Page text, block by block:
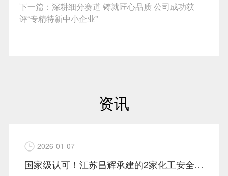
下一篇： 深耕细分赛道 铸就匠心品质 公司成功获
评“专精特新中小企业”
资讯
2026-01-07
国家级认可！江苏昌辉承建的2家化工安全实训基地入选应急管理部经验汇编